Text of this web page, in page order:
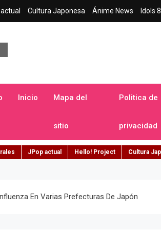
Cultura Japonesa Ánime News Idols
Inicio Mapa del
sitio
Politica de
privacidad
JPop actual Hello! Project Cultura
En Varias Prefecturas De Japón